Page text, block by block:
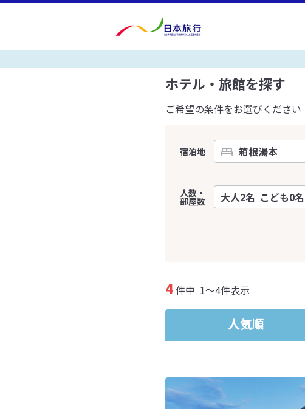
ホテル・旅館を探す
ご希望の条件をお選びください
宿泊地
人数・
部屋数
4件中 1～4件表示
人気順